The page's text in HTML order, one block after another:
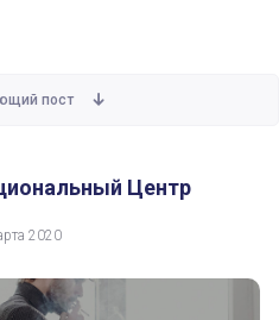
пост
Центр
2020